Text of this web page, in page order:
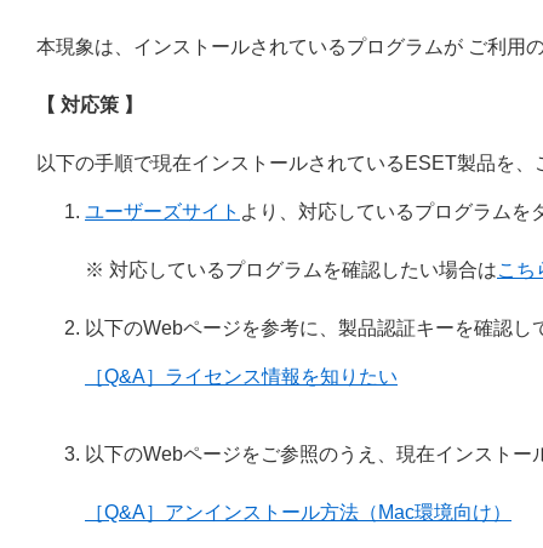
本現象は、インストールされているプログラムが ご利用
【 対応策 】
以下の手順で現在インストールされているESET製品を
ユーザーズサイト より、対応しているプログラムを
※ 対応しているプログラムを確認したい場合はこち
以下のWebページを参考に、製品認証キーを確認し
［Q&A］ライセンス情報を知りたい
以下のWebページをご参照のうえ、現在インスト
［Q&A］アンインストール方法（Mac環境向け）